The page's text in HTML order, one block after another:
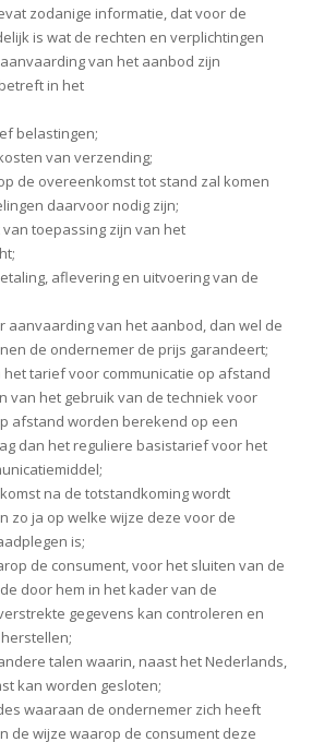
zodanige informatie, dat voor de
is wat de rechten en verplichtingen
van het aanbod zijn
in het
belastingen;
van verzending;
de overeenkomst tot stand zal komen
daarvoor nodig zijn;
van toepassing zijn van het
aflevering en uitvoering van de
aanvaarding van het aanbod, dan wel de
de ondernemer de prijs garandeert;
het tarief voor communicatie op afstand
van het gebruik van de techniek voor
afstand worden berekend op een
dan het reguliere basistarief voor het
na de totstandkoming wordt
zo ja op welke wijze deze voor de
is;
de consument, voor het sluiten van de
door hem in het kader van de
gegevens kan controleren en
talen waarin, naast het Nederlands,
kan worden gesloten;
waaraan de ondernemer zich heeft
de wijze waarop de consument deze